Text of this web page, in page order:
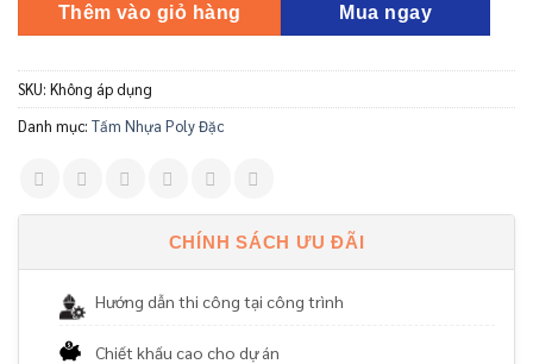
Thêm vào giỏ hàng Mua ngay
SKU: Không áp dụng
Danh mục: Tấm Nhựa Poly Đặc
CHÍNH SÁCH ƯU ĐÃI
Hướng dẫn thi công tại công trình
Chiết khấu cao cho dự án